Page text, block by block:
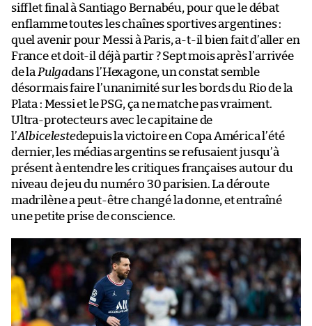
sifflet final à Santiago Bernabéu, pour que le débat
enflamme toutes les chaînes sportives argentines :
quel avenir pour Messi à Paris, a-t-il bien fait d’aller en
France et doit-il déjà partir ? Sept mois après l’arrivée
de la Pulgadans l’Hexagone, un constat semble
désormais faire l’unanimité sur les bords du Rio de la
Plata : Messi et le PSG, ça ne matche pas vraiment.
Ultra-protecteurs avec le capitaine de
l’Albicelestedepuis la victoire en Copa América l’été
dernier, les médias argentins se refusaient jusqu’à
présent à entendre les critiques françaises autour du
niveau de jeu du numéro 30 parisien. La déroute
madrilène a peut-être changé la donne, et entraîné
une petite prise de conscience.